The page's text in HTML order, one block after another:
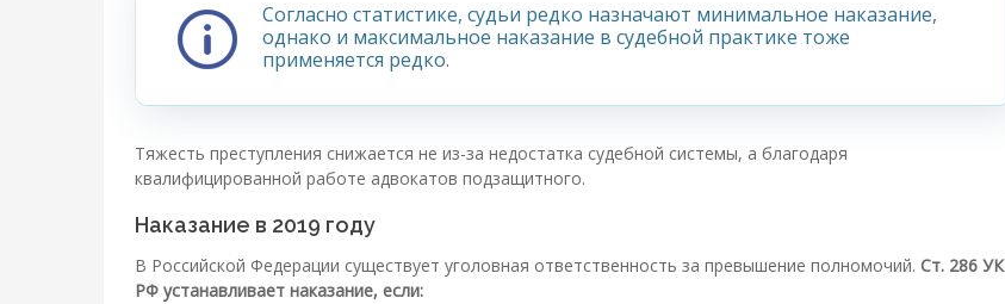
Согласно статистике, судьи редко назначают минимальное наказание,
однако и максимальное наказание в судебной практике тоже
применяется редко.
Тяжесть преступления снижается не из-за недостатка судебной системы, а благодаря
квалифицированной работе адвокатов подзащитного.
Наказание в 2019 году
В Российской Федерации существует уголовная ответственность за превышение полномочий. Ст. 286 УК
РФ устанавливает наказание, если: